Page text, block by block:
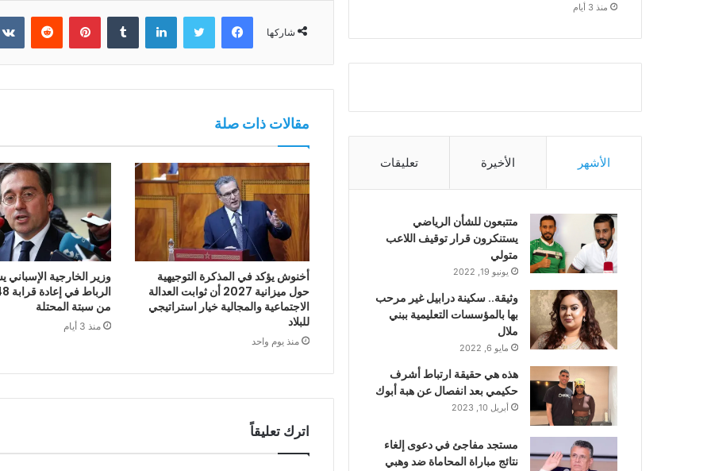
شاركها
فيسبوك تويتر لينكدإن بينتيريست
مقالات ذات صلة
أخنوش يؤكد في المذكرة التوجيهية
حول ميزانية 2027 أن ثوابت العدالة
الاجتماعية والمجالية خيار استراتيجي
للبلاد
منذ يوم واحد
وزير الخارجية الإسباني
من سبتة المحتلة
منذ 3 أيام
اترك تعليقاً
منذ 3 أيام
الأشهر الأخيرة تعليقات
متتبعون للشأن الرياضي
يستنكرون قرار توقيف اللاعب
متولي
يونيو 19, 2022
وثيقة.. سكينة درابيل غير مرحب
بها بالمؤسسات التعليمية ببني
ملال
مايو 6, 2022
هذه هي حقيقة ارتباط أشرف
حكيمي بعد انفصال عن هبة أبوك
أبريل 10, 2023
مستجد مفاجئ في دعوى إلغاء
نتائج مباراة المحاماة ضد وهبي